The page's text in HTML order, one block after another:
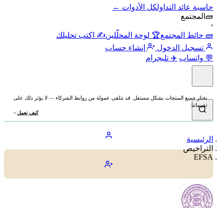
حاسبة عائد التداولكل الأدوات ←
🧱 المجتمع
›
🧱 حائط المجتمع🏆 لوحة المحلّلين✍️ اكتب تحليلك
تسجيل الدخول
إنشاء حساب
💬 واتساب ✈️ تليجرام
نختار جميع المنتجات بشكل مستقل. قد نتلقى عمولة من روابط الشركاء — لا يؤثر ذلك على
تقييماتنا.
كيف نعمل
الرئيسية
التراخيص
EFSA